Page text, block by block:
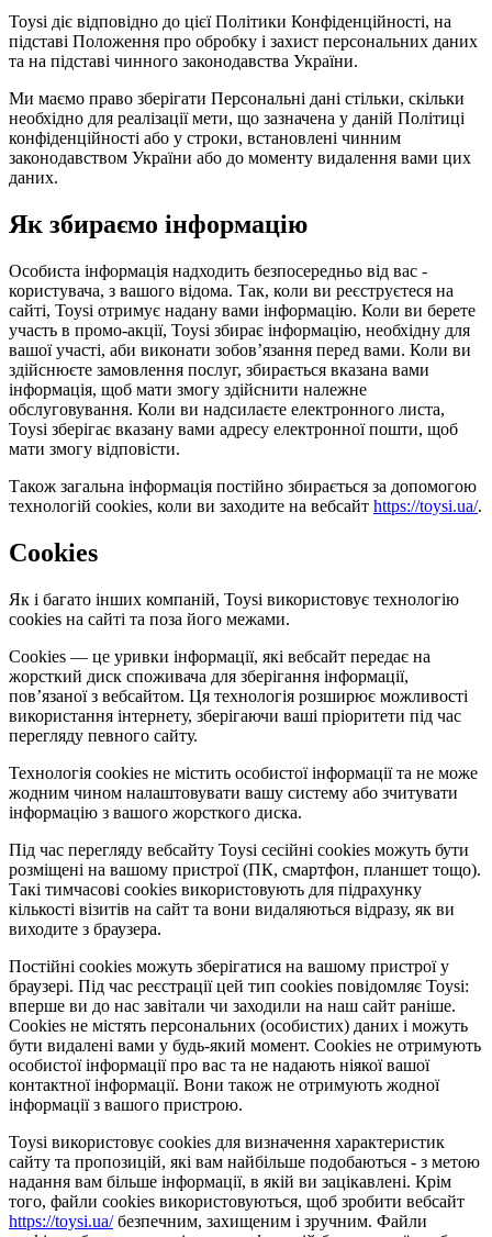
Toysi діє відповідно до цієї Політики Конфіденційності, на
підставі Положення про обробку і захист персональних даних
та на підставі чинного законодавства України.
Ми маємо право зберігати Персональні дані стільки, скільки
необхідно для реалізації мети, що зазначена у даній Політиці
конфіденційності або у строки, встановлені чинним
законодавством України або до моменту видалення вами цих
даних.
Як збираємо інформацію
Особиста інформація надходить безпосередньо від вас -
користувача, з вашого відома. Так, коли ви реєструєтеся на
сайті, Toysi отримує надану вами інформацію. Коли ви берете
участь в промо-акції, Toysi збирає інформацію, необхідну для
вашої участі, аби виконати зобов’язання перед вами. Коли ви
здійснюєте замовлення послуг, збирається вказана вами
інформація, щоб мати змогу здійснити належне
обслуговування. Коли ви надсилаєте електронного листа,
Toysi зберігає вказану вами адресу електронної пошти, щоб
мати змогу відповісти.
Також загальна інформація постійно збирається за допомогою
технологій cookies, коли ви заходите на вебсайт https://toysi.ua/.
Cookies
Як і багато інших компаній, Toysi використовує технологію
cookies на сайті та поза його межами.
Cookies — це уривки інформації, які вебсайт передає на
жорсткий диск споживача для зберігання інформації,
пов’язаної з вебсайтом. Ця технологія розширює можливості
використання інтернету, зберігаючи ваші пріоритети під час
перегляду певного сайту.
Технологія cookies не містить особистої інформації та не може
жодним чином налаштовувати вашу систему або зчитувати
інформацію з вашого жорсткого диска.
Під час перегляду вебсайту Toysi сесійні cookies можуть бути
розміщені на вашому пристрої (ПК, смартфон, планшет тощо).
Такі тимчасові cookies використовують для підрахунку
кількості візитів на сайт та вони видаляються відразу, як ви
виходите з браузера.
Постійні cookies можуть зберігатися на вашому пристрої у
браузері. Під час реєстрації цей тип cookies повідомляє Toysi:
вперше ви до нас завітали чи заходили на наш сайт раніше.
Cookies не містять персональних (особистих) даних і можуть
бути видалені вами у будь-який момент. Сookies не отримують
особистої інформації про вас та не надають ніякої вашої
контактної інформації. Вони також не отримують жодної
інформації з вашого пристрою.
Toysi використовує cookies для визначення характеристик
сайту та пропозицій, які вам найбільше подобаються - з метою
надання вам більше інформації, в якій ви зацікавлені. Крім
того, файли cookies використовуються, щоб зробити вебсайт
https://toysi.ua/безпечним, захищеним і зручним. Файли